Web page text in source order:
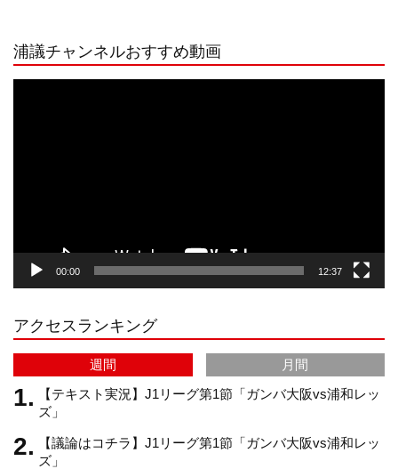
r
a
m
e
C
h
a
浦議チャンネルおすすめ動画
00:00 12:37
アクセスランキング
週間
月間
【テキスト実況】J1リーグ第1節「ガンバ大阪vs浦和レッ
ズ」
【議論はコチラ】J1リーグ第1節「ガンバ大阪vs浦和レッ
ズ」